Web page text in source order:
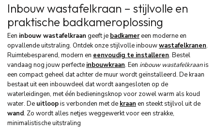
Inbouw wastafelkraan – stijlvolle en
praktische badkameroplossing
Een inbouw wastafelkraan geeft je badkamereen moderne en
opvallende uitstraling. Ontdek onze stijlvolle inbouwwastafelkranen.
Ruimtebesparend, modern en eenvoudig te installeren. Bestel
vandaag nog jouw perfecte inbouwkraan. Een inbouw wastafelkraanis
een compact geheel dat achter de muur wordt geïnstalleerd. De kraan
bestaat uit een inbouwdeel dat wordt aangesloten op de
waterleidingen, met één bedieningsknop voor zowel warm als koud
water. De uitloopis verbonden met de kraan en steekt stijlvol uit de
wand. Zo wordt alles netjes weggewerkt voor een strakke,
minimalistische uitstraling